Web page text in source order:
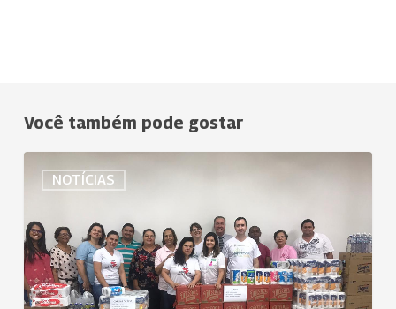
Você também pode gostar
NOTÍCIAS
Filhos
Caras:
com
apoio
da